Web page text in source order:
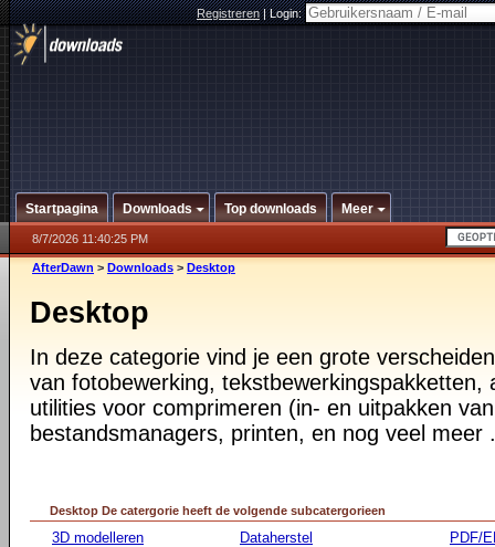
Registreren|Login:
Startpagina Downloads Top downloads Meer
8/7/2026 11:40:25 PM
AfterDawn > Downloads > Desktop
Desktop
In deze categorie vind je een grote
van fotobewerking, tekstbewerkingspakketten,
utilities voor comprimeren (in- en uitpakken
bestandsmanagers, printen, en nog veel meer
Desktop De catergorie heeft de volgende subcatergorieen
3D modelleren
Dataherstel
PDF/